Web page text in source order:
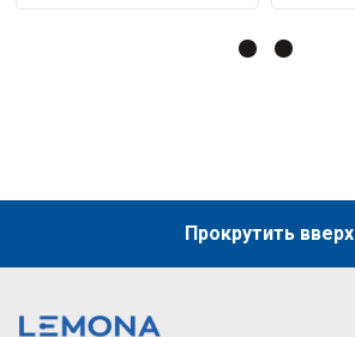
Описание искусственного интеллекта
Прокрутить вверх